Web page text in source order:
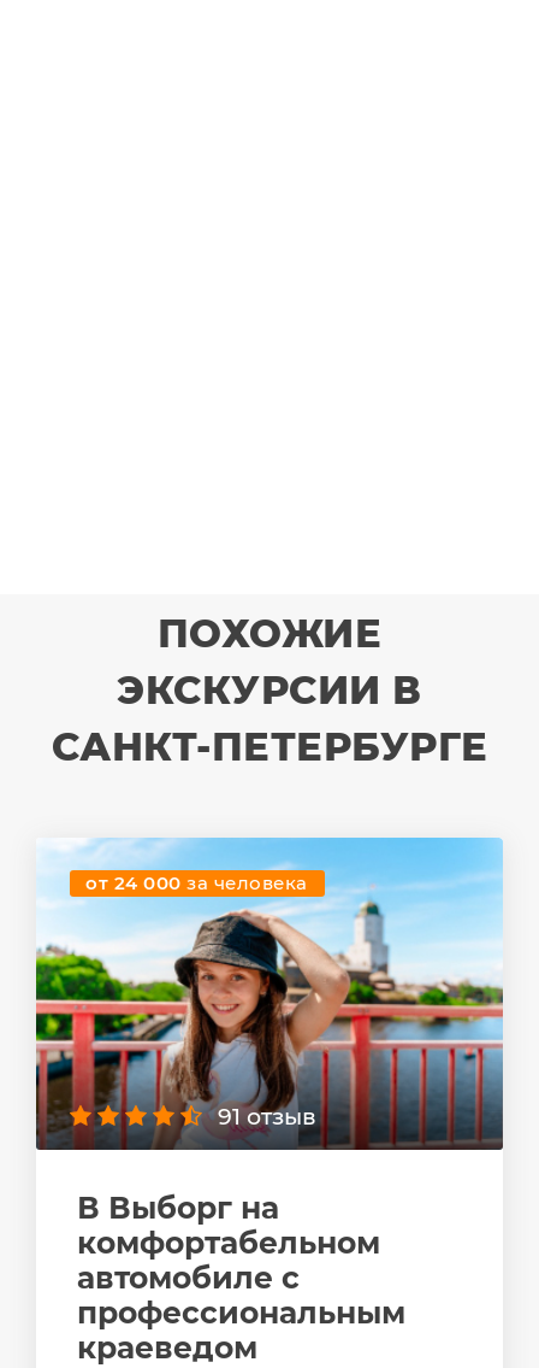
ПОХОЖИЕ
ЭКСКУРСИИ В
САНКТ-ПЕТЕРБУРГЕ
от 24 000за человека
91 отзыв
В Выборг на
комфортабельном
автомобиле с
профессиональным
краеведом